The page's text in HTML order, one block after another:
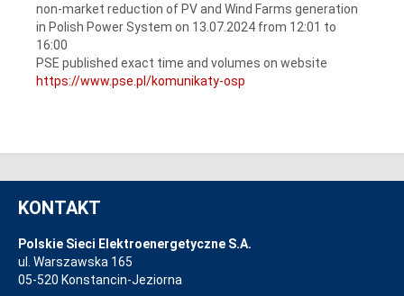
non-market reduction of PV and Wind Farms generation
in Polish Power System on 13.07.2024 from 12:01 to
16:00
PSE published exact time and volumes on website
https://www.pse.pl/komunikaty-osp
KONTAKT
Polskie Sieci Elektroenergetyczne S.A.
ul. Warszawska 165
05-520 Konstancin-Jeziorna